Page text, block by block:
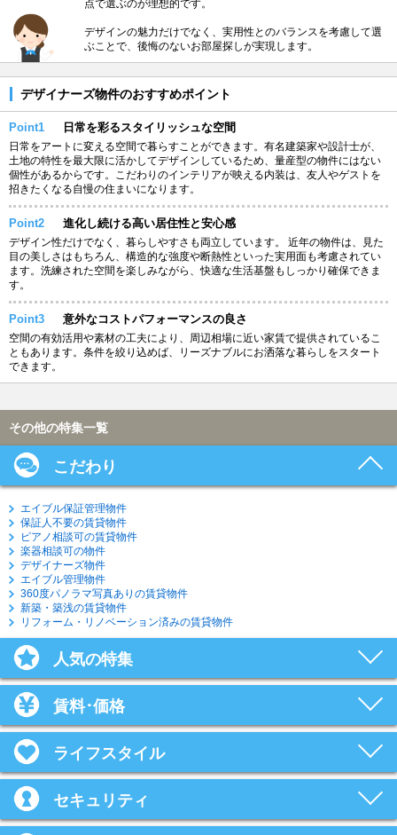
点で選ぶのが理想的です。
デザインの魅力だけでなく、実用性とのバランスを考慮して選
ぶことで、後悔のないお部屋探しが実現します。
デザイナーズ物件のおすすめポイント
Point1 日常を彩るスタイリッシュな空間
日常をアートに変える空間で暮らすことができます。有名建築家や設計士が、
土地の特性を最大限に活かしてデザインしているため、量産型の物件にはない
個性があるからです。こだわりのインテリアが映える内装は、友人やゲストを
招きたくなる自慢の住まいになります。
Point2 進化し続ける高い居住性と安心感
デザイン性だけでなく、暮らしやすさも両立しています。 近年の物件は、見た
目の美しさはもちろん、構造的な強度や断熱性といった実用面も考慮されてい
ます。洗練された空間を楽しみながら、快適な生活基盤もしっかり確保できま
す。
Point3 意外なコストパフォーマンスの良さ
空間の有効活用や素材の工夫により、周辺相場に近い家賃で提供されているこ
ともあります。条件を絞り込めば、リーズナブルにお洒落な暮らしをスタート
できます。
その他の特集一覧
こだわり
エイブル保証管理物件
保証人不要の賃貸物件
ピアノ相談可の賃貸物件
楽器相談可の物件
デザイナーズ物件
エイブル管理物件
360度パノラマ写真ありの賃貸物件
新築・築浅の賃貸物件
リフォーム・リノベーション済みの賃貸物件
人気の特集
賃料･価格
ライフスタイル
セキュリティ